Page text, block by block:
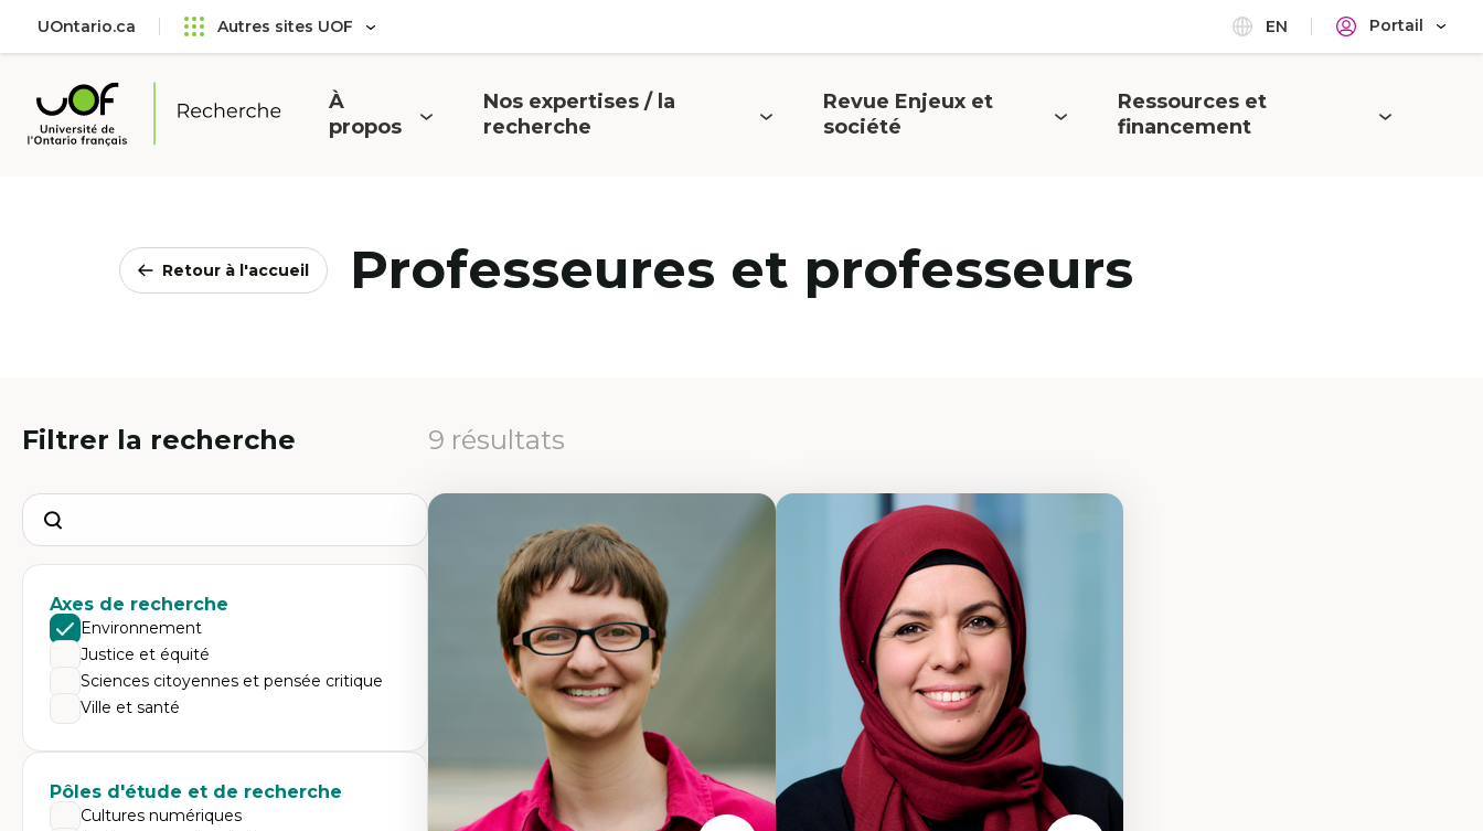
principal
UOntario.ca Autres sites UOF EN Portail
Université
Ouvrir
À
propos
Ouvrir
Nos expertises / la
recherche
Ouvrir
Revue Enjeux et
société
Ouvrir
Ressources et
financement
Retour à l'accueil Professeures et professeurs
Filtrer la recherche
Search
Axes de recherche
Environnement
Justice et équité
Sciences citoyennes et pensée critique
Ville et santé
Pôles d'étude et de recherche
Cultures numériques
9 résultats